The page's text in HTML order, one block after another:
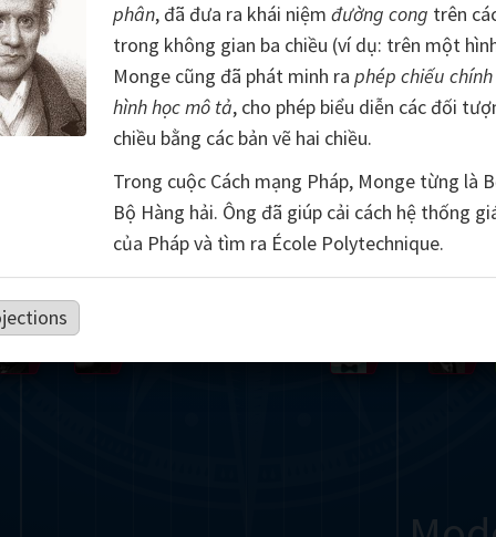
Cox
Hardy
Russell
Peano
Kovalevskaya
Cantor
Lie
Carroll
Dedekind
Riemann
Nightingale
Jacobi
De Morgan
Bolyai
Abel
Möbius
Cauchy
Somerville
phân, đã đưa ra khái niệm đường cong trên
trong không gian ba chiều (ví dụ: trên một
Monge cũng đã phát minh ra phép chiếu
hình học mô tả, cho phép biểu diễn các đối
chiều bằng các bản vẽ hai chiều.
Trong cuộc Cách mạng Pháp, Monge từng là
Bộ Hàng hải. Ông đã giúp cải cách hệ thống
của Pháp và tìm ra École Polytechnique.